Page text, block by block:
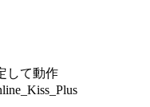
して動作